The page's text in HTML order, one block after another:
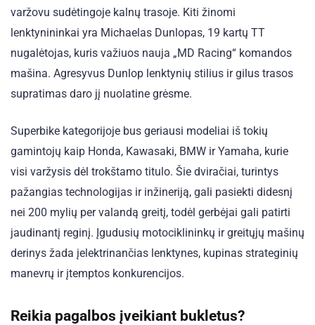
varžovu sudėtingoje kalnų trasoje. Kiti žinomi
lenktynininkai yra Michaelas Dunlopas, 19 kartų TT
nugalėtojas, kuris važiuos nauja „MD Racing“ komandos
mašina. Agresyvus Dunlop lenktynių stilius ir gilus trasos
supratimas daro jį nuolatine grėsme.
Superbike kategorijoje bus geriausi modeliai iš tokių
gamintojų kaip Honda, Kawasaki, BMW ir Yamaha, kurie
visi varžysis dėl trokštamo titulo. Šie dviračiai, turintys
pažangias technologijas ir inžineriją, gali pasiekti didesnį
nei 200 mylių per valandą greitį, todėl gerbėjai gali patirti
jaudinantį reginį. Įgudusių motociklininkų ir greitųjų mašinų
derinys žada įelektrinančias lenktynes, kupinas strateginių
manevrų ir įtemptos konkurencijos.
Reikia pagalbos įveikiant bukletus?